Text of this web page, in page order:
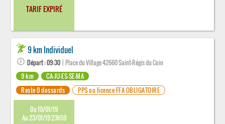
TARIF EXPIRÉ
9 km Individuel
Départ : 09:30 | Place du Village 42660 Saint-Régis du Coin
9 km
CA-JU-ES-SE-MA
Reste 0 dossards
PPS ou licence FFA OBLIGATOIRE
Du 10/01/19
Au 23/01/19 23h59